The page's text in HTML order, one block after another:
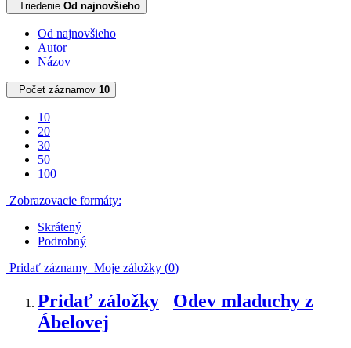
Triedenie Od najnovšieho
Od najnovšieho
Autor
Názov
Počet záznamov 10
10
20
30
50
100
Zobrazovacie formáty:
Skrátený
Podrobný
Pridať záznamy Moje záložky (0)
Pridať záložky
Odev mladuchy z
Ábelovej